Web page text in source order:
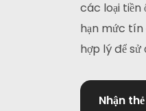
các loại tiền
hạn mức tín
hợp lý để
Nhận